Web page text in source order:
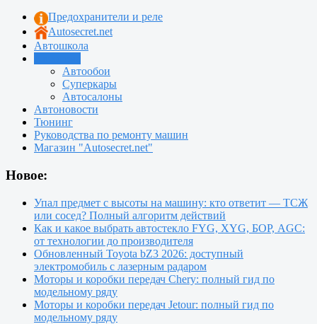
Предохранители и реле
Autosecret.net
Автошкола
Автообои
Суперкары
Автосалоны
Автоновости
Тюнинг
Руководства по ремонту машин
Магазин "Autosecret.net"
Новое:
Упал предмет с высоты на машину: кто ответит — ТСЖ
или сосед? Полный алгоритм действий
Как и какое выбрать автостекло FYG, XYG, БОР, AGC:
от технологии до производителя
Обновленный Toyota bZ3 2026: доступный
электромобиль с лазерным радаром
Моторы и коробки передач Chery: полный гид по
модельному ряду
Моторы и коробки передач Jetour: полный гид по
модельному ряду